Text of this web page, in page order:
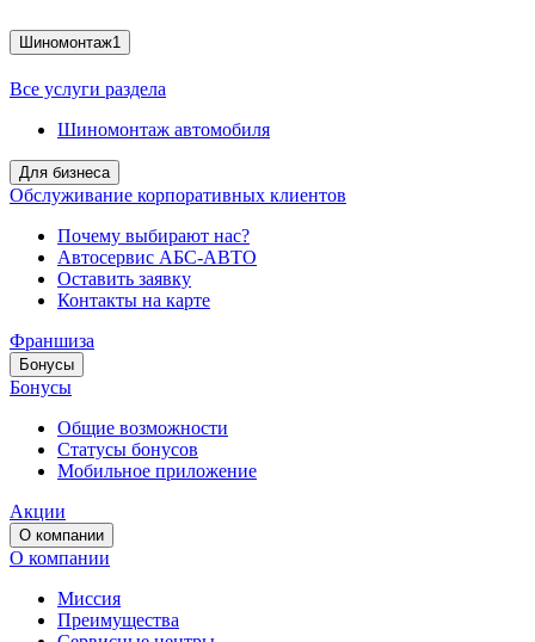
Шиномонтаж1
Все услуги раздела
Шиномонтаж автомобиля
Для бизнеса
Обслуживание корпоративных клиентов
Почему выбирают нас?
Автосервис АБС-АВТО
Оставить заявку
Контакты на карте
Франшиза
Бонусы
Бонусы
Общие возможности
Статусы бонусов
Мобильное приложение
Акции
О компании
О компании
Миссия
Преимущества